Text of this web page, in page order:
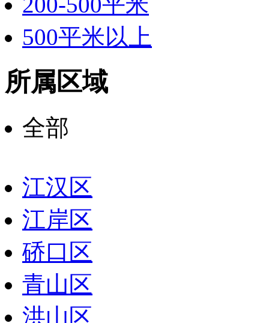
500平米以上
所属区域
全部
江汉区
江岸区
硚口区
青山区
洪山区